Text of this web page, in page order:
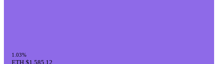
1.03%
ETH $1,585.12